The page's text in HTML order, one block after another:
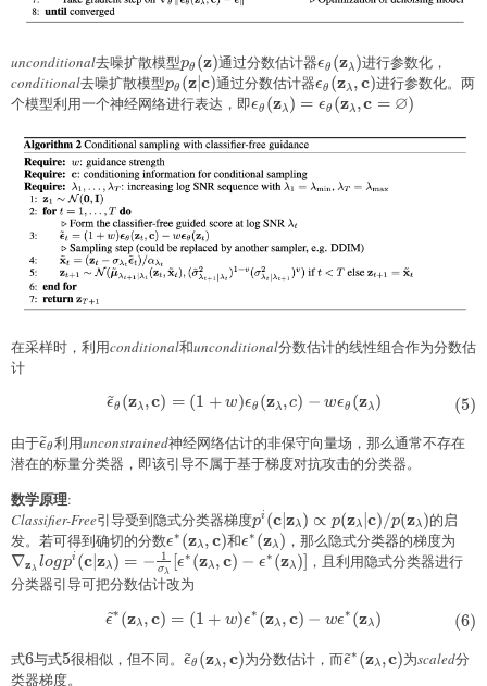
unconditional去噪扩散模型p_{\theta}
(\mathbf{z})
pθ (z)通过分数估计器\epsilon_{\theta}
ϵθ (zλ )进行参数化，
conditional去噪扩散模型p_{\theta}
(\mathbf{z}\vert\mathbf{c})
pθ (z c)通过分数估计器\epsilon_{\theta}
ϵθ (zλ ,c)进行参数化。两
个模型利用一个神经网络进行表达，即\epsilon_{\theta}
ϵθ (zλ ) = ϵθ (zλ ,c = ∅)
在采样时，利用conditional和unconditional分数估计的线性组合作为分数估
计
\begin{aligned}
ϵ~
θ (zλ ,c) = (1 + w)ϵθ (zλ ,c) − wϵθ (zλ ) (5)
由于\tilde{\epsilon}_{\theta}
ϵ~
θ 利用unconstrained神经网络估计的非保守向量场，那么通常不存在
潜在的标量分类器，即该引导不属于基于梯度对抗攻击的分类器。
数学原理:
Classifier-Free引导受到隐式分类器梯度pi (c zλ ) ∝ p(zλ c)/p(zλ )的启
发。若可得到确切的分数\epsilon^{*}
(\mathbf{z}_{\lambda},\mathbf{c})
ϵ∗ (zλ ,c)和\epsilon^{*}
(\mathbf{z}_{\lambda})
ϵ∗ (zλ ) ，那么隐式分类器的梯度为
∇zλ logpi (c∣ zλ ) = − σλ
1 [ϵ∗ (zλ ,c) − ϵ∗ (zλ )] ，且利用隐式分类器进行
分类器引导可把分数估计改为
\begin{aligned}
ϵ~∗ (zλ , c) = (1 + w)ϵ∗ (zλ , c) − wϵ∗ (zλ ) (6)
式6
6与式5
5很相似，但不同。 \tilde{\epsilon}_{\theta}
ϵ~
θ (zλ ,c)为分数估计，而ϵ~∗ (zλ ,c)为scaled分
类器梯度。